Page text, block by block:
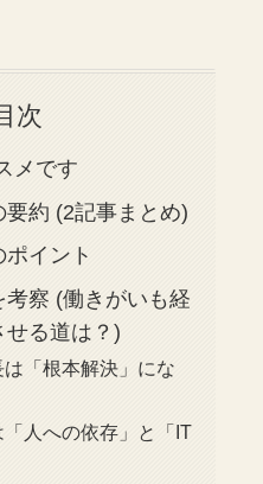
次
メです
約 (2記事まとめ)
イント
察 (働きがいも経
せる道は？)
「根本解決」にな
「人への依存」と「IT